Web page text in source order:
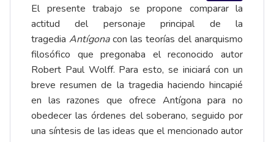
El presente trabajo se propone comparar la
actitud del personaje principal de la
tragedia Antígonacon las teorías del anarquismo
filosófico que pregonaba el reconocido autor
Robert Paul Wolff. Para esto, se iniciará con un
breve resumen de la tragedia haciendo hincapié
en las razones que ofrece Antígona para no
obedecer las órdenes del soberano, seguido por
una síntesis de las ideas que el mencionado autor